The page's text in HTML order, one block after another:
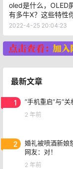
oled是什么，OLED
有多牛X？这些特性
道
2022-4-25 20:04:23
最新文章
1 “手机重启”与“
2 年前
2
婚礼被喷酒新娘
网友：对！
2 年前